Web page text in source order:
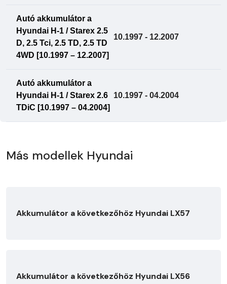
Autó akkumulátor a
Hyundai H-1 / Starex 2.5
D, 2.5 Tci, 2.5 TD, 2.5 TD
4WD [10.1997 – 12.2007]
10.1997 - 12.2007
Autó akkumulátor a
Hyundai H-1 / Starex 2.6
TDiC [10.1997 – 04.2004]
10.1997 - 04.2004
Más modellek Hyundai
Akkumulátor a következőhöz Hyundai LX57
Akkumulátor a következőhöz Hyundai LX56